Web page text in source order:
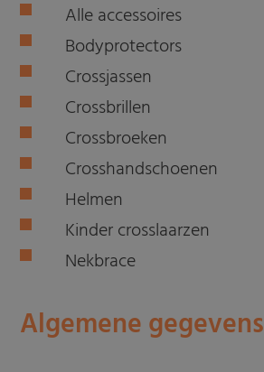
Alle accessoires
Bodyprotectors
Crossjassen
Crossbrillen
Crossbroeken
Crosshandschoenen
Helmen
Kinder crosslaarzen
Nekbrace
Algemene gegevens